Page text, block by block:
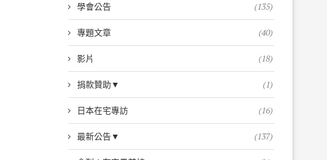
學會公告 (135)
專題文章 (40)
影片 (18)
捐款贊助▼ (1)
日本在宅專訪 (16)
最新公告▼ (137)